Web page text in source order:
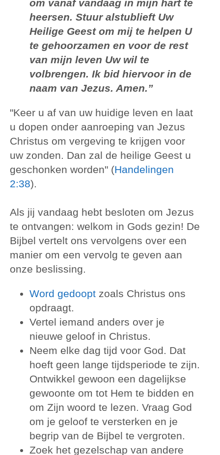
om vanaf vandaag in mijn hart te
heersen. Stuur alstublieft Uw
Heilige Geest om mij te helpen U
te gehoorzamen en voor de rest
van mijn leven Uw wil te
volbrengen. Ik bid hiervoor in de
naam van Jezus. Amen.”
"Keer u af van uw huidige leven en laat
u dopen onder aanroeping van Jezus
Christus om vergeving te krijgen voor
uw zonden. Dan zal de heilige Geest u
geschonken worden" (Handelingen
2:38).
Als jij vandaag hebt besloten om Jezus
te ontvangen: welkom in Gods gezin! De
Bijbel vertelt ons vervolgens over een
manier om een vervolg te geven aan
onze beslissing.
Word gedoopt zoals Christus ons
opdraagt.
Vertel iemand anders over je
nieuwe geloof in Christus.
Neem elke dag tijd voor God. Dat
hoeft geen lange tijdsperiode te zijn.
Ontwikkel gewoon een dagelijkse
gewoonte om tot Hem te bidden en
om Zijn woord te lezen. Vraag God
om je geloof te versterken en je
begrip van de Bijbel te vergroten.
Zoek het gezelschap van andere